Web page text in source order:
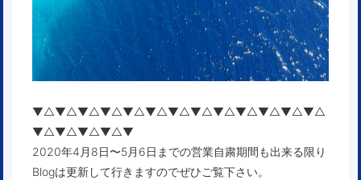
▼△▼△▼△▼△▼△▼△▼△▼△▼△▼△▼△▼△▼△
▼△▼△▼△▼△▼
2020年4月8日〜5月6日までの営業自粛期間も出来る限り
Blogは更新して行きますのでぜひご覧下さい。